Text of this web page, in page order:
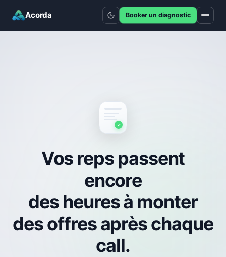
Acorda Booker un diagnostic
✓
Vos reps passent
encore
des heures à monter
des offres après chaque
call.